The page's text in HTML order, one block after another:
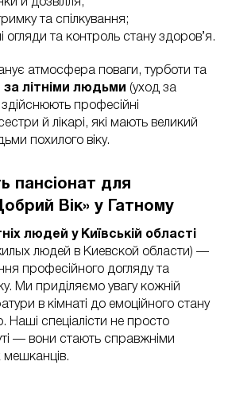
й дозвілля;
та спілкування;
огляди та контроль стану здоров’я.
атмосфера поваги, турботи та
літніми людьми (уход за
професійні
й лікарі, які мають великий
похилого віку.
пансіонат для
Вік» у Гатному
людей у Київській області
людей в Киевской области) —
професійного догляду та
Ми приділяємо увагу кожній
в кімнаті до емоційного стану
Наші спеціалісти не просто
— вони стають справжніми